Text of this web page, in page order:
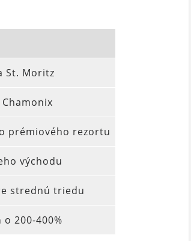
St. Moritz
prémiového rezortu
východu
strednú triedu
200-400%